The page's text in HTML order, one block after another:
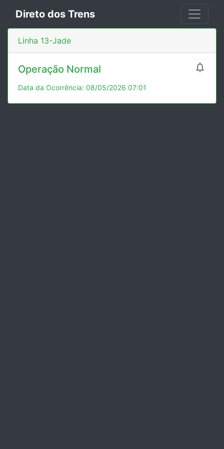
Direto dos Trens
Linha 13-Jade

Operação Normal
Data da Ocorrência: 08/05/2026 07:01